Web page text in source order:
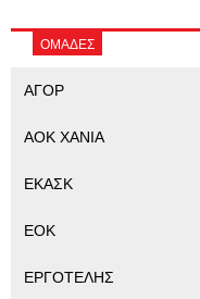
ΟΜΑΔΕΣ
ΑΓΟΡ
ΑΟΚ ΧΑΝΙΑ
ΕΚΑΣΚ
ΕΟΚ
ΕΡΓΟΤΕΛΗΣ